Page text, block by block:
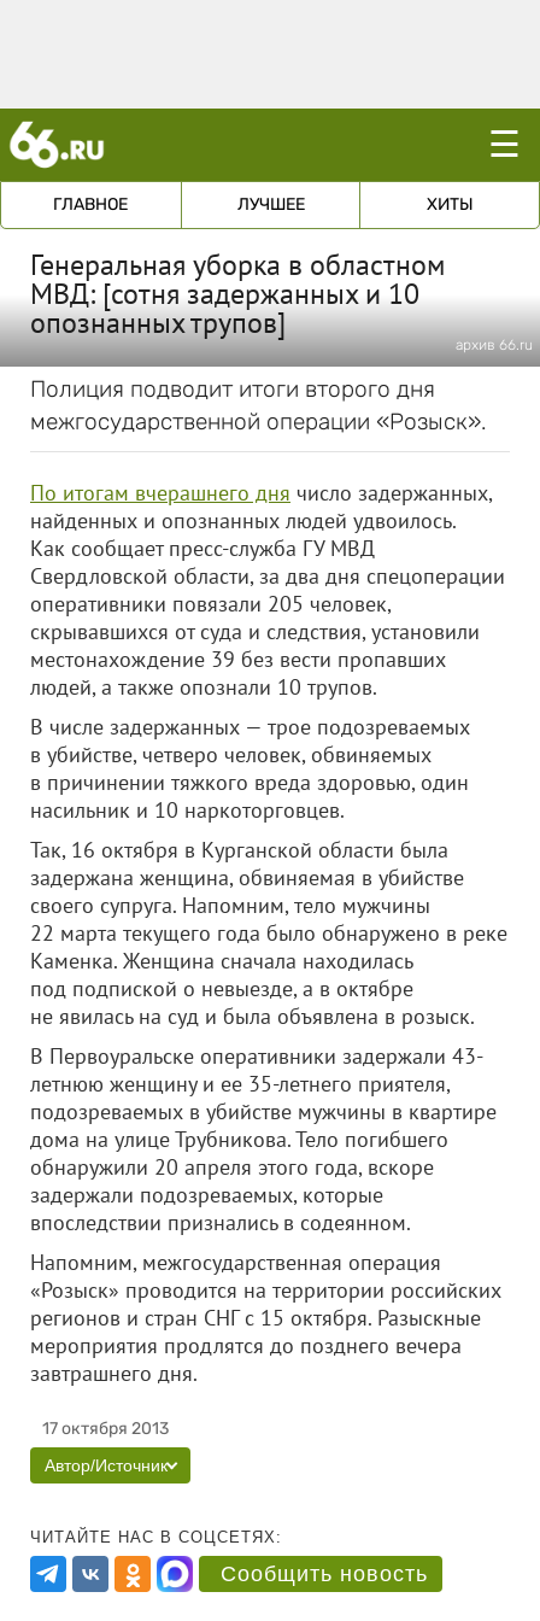
☰
ГЛАВНОЕ ЛУЧШЕЕ ХИТЫ
Генеральная уборка в областном
МВД: [сотня задержанных и 10
опознанных трупов]
архив 66.ru
Полиция подводит итоги второго дня
межгосударственной операции «Розыск».
По итогам вчерашнего дня число задержанных,
найденных и опознанных людей удвоилось.
Как сообщает пресс-служба ГУ МВД
Свердловской области, за два дня спецоперации
оперативники повязали 205 человек,
скрывавшихся от суда и следствия, установили
местонахождение 39 без вести пропавших
людей, а также опознали 10 трупов.
В числе задержанных — трое подозреваемых
в убийстве, четверо человек, обвиняемых
в причинении тяжкого вреда здоровью, один
насильник и 10 наркоторговцев.
Так, 16 октября в Курганской области была
задержана женщина, обвиняемая в убийстве
своего супруга. Напомним, тело мужчины
22 марта текущего года было обнаружено в реке
Каменка. Женщина сначала находилась
под подпиской о невыезде, а в октябре
не явилась на суд и была объявлена в розыск.
В Первоуральске оперативники задержали 43-
летнюю женщину и ее 35-летнего приятеля,
подозреваемых в убийстве мужчины в квартире
дома на улице Трубникова. Тело погибшего
обнаружили 20 апреля этого года, вскоре
задержали подозреваемых, которые
впоследствии признались в содеянном.
Напомним, межгосударственная операция
«Розыск» проводится на территории российских
регионов и стран СНГ с 15 октября. Разыскные
мероприятия продлятся до позднего вечера
завтрашнего дня.
17 октября 2013
Автор/Источник
ЧИТАЙТЕ НАС В СОЦСЕТЯХ:
Сообщить новость